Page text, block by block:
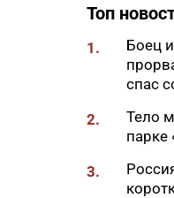
МВД
13:41
В
104
Топ
1.
Боец
спас
2.
Тело
парке
3.